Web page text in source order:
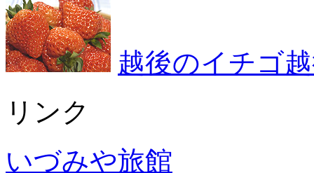
越後のイチゴ
リンク
いづみや旅館